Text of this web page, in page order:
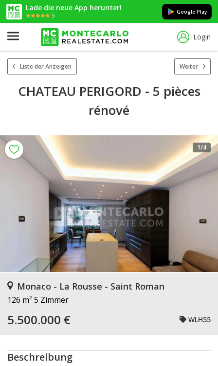
Lade die neue App herunter!
5
Google Play
Login
Liste der Anzeigen Weiter
CHATEAU PERIGORD - 5 pièces
rénové
1/4
Monaco - La Rousse - Saint Roman
126 m² 5 Zimmer
5.500.000 € WLH55
Beschreibung